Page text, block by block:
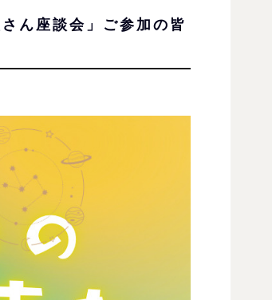
ん座談会」ご参加の皆